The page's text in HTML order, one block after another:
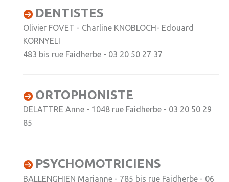
ASSOCIATIONS
» Culture et loisirs
» Cercle d’Echecs
» La clé des chants
» Mémoire
DENTISTES
Olivier FOVET - Charline KNOBLOCH- Edouard
KORNYELI
483 bis rue Faidherbe - 03 20 50 27 37
ORTOPHONISTE
DELATTRE Anne - 1048 rue Faidherbe - 03 20 50 29
85
PSYCHOMOTRICIENS
BALLENGHIEN Marianne - 785 bis rue Faidherbe - 06